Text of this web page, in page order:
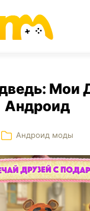
Мои
Андроид
Андроид моды